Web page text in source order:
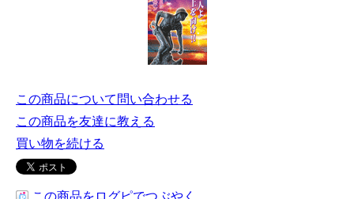
この商品について問い合わせる
この商品を友達に教える
買い物を続ける